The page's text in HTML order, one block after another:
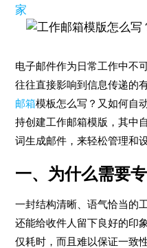
家
电子邮件作为日常工作中不
往往直接影响到信息传递的
邮箱模板怎么写？又如何自
持创建工作邮箱模版，其中
词生成邮件，来轻松管理和
一、为什么需要
一封结构清晰、语气恰当的
还能给收件人留下良好的印
仅耗时，而且难以保证一致